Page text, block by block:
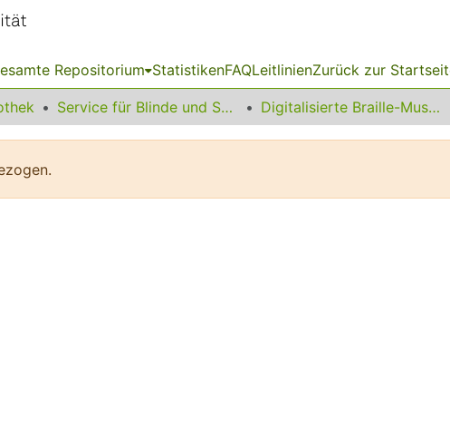
Repositorium StatistikenFAQLeitlinienZurück zur
Service für Blinde und Sehbehinderte Digitalisierte Braille-Musik-Matrizen des VzfB